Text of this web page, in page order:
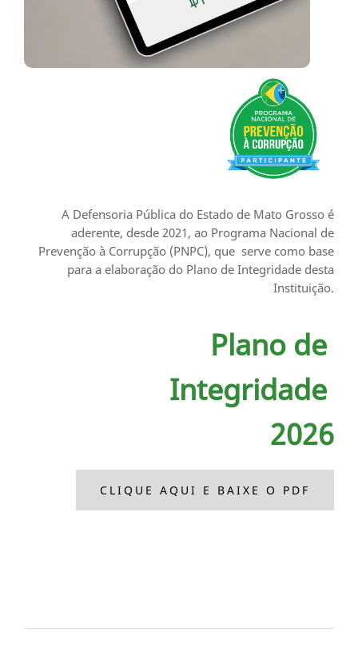
A Defensoria Pública do Estado de Mato Grosso é
aderente, desde 2021, ao Programa Nacional de
Prevenção à Corrupção (PNPC), que serve como base
para a elaboração do Plano de Integridade desta
Instituição.
Plano de
Integridade
2026
CLIQUE AQUI E BAIXE O PDF